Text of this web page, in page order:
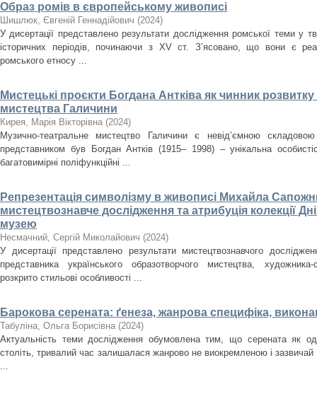
Образ ромів в європейському живописі
Шишлюк, Євгеній Геннадійович (2024)
У дисертації представлено результати дослідження ромської теми у
історичних періодів, починаючи з XV ст. З’ясовано, що вони є
ромського етносу ...
Мистецькі проєкти Богдана Антківа як чинник
мистецтва Галичини
Кирея, Марія Вікторівна (2024)
Музично-театральне мистецтво Галичини є невід’ємною
представником був Богдан Антків (1915– 1998) – унікальна
багатовимірні поліфункційні ...
Репрезентація символізму в живописі Михайла
мистецтвознавче дослідження та атрибуція колекції
музею
Несмачний, Сергій Миколайович (2024)
У дисертації представлено результати мистецтвознавчого
представника українського образотворчого мистецтва,
розкрито стильові особливості ...
Барокова серената: ґенеза, жанрова специфіка,
Табуліна, Ольга Борисівна (2024)
Актуальність теми дослідження обумовлена тим, що серената як
століть, тривалий час залишалася жанрово не виокремленою і зазвичай
...